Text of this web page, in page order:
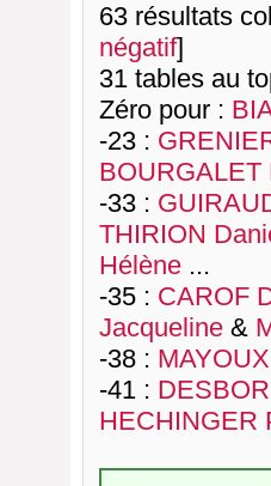
63 résultats
négatif]
31 tables au
Zéro pour :
-23 :
BOURGALET
-33 :
THIRION
Hélène ...
-35 : CAROF
Jacqueline &
-38 :
-41 :
HECHINGER